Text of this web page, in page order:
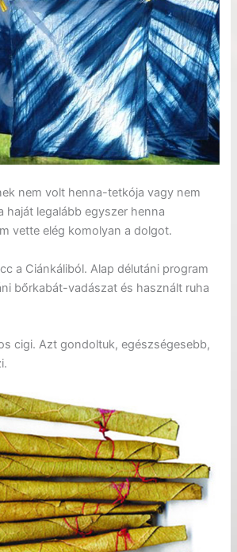
nem volt henna-tetkója vagy nem
haját legalább egyszer henna
vette elég komolyan a dolgot.
a Ciánkáliból. Alap délutáni program
bőrkabát-vadászat és használt ruha
cigi. Azt gondoltuk, egészségesebb,